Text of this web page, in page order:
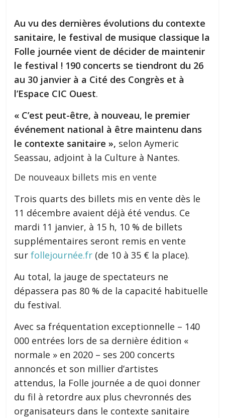
Au vu des dernières évolutions du contexte
sanitaire, le festival de musique classique la
Folle journée vient de décider de maintenir
le festival ! 190 concerts se tiendront du 26
au 30 janvier à a Cité des Congrès et à
l’Espace CIC Ouest.
« C’est peut-être, à nouveau, le premier
événement national à être maintenu dans
le contexte sanitaire », selon ⁦Aymeric
Seassau,⁩ adjoint à la Culture à Nantes.
De nouveaux billets mis en vente
Trois quarts des billets mis en vente dès le
11 décembre avaient déjà été vendus. Ce
mardi 11 janvier, à 15 h, 10 % de billets
supplémentaires seront remis en vente
surfollejournée.fr (de 10 à 35 € la place).
Au total, la jauge de spectateurs ne
dépassera pas 80 % de la capacité habituelle
du festival.
Avec sa fréquentation exceptionnelle – 140
000 entrées lors de sa dernière édition «
normale » en 2020 – ses 200 concerts
annoncés et son millier d’artistes
attendus, la Folle journée a de quoi donner
du fil à retordre aux plus chevronnés des
organisateurs dans le contexte sanitaire